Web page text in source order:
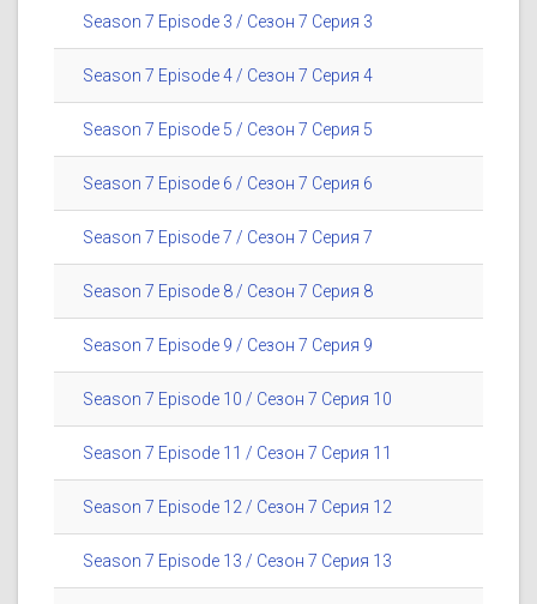
Season 7 Episode 3 / Сезон 7 Серия 3
Season 7 Episode 4 / Сезон 7 Серия 4
Season 7 Episode 5 / Сезон 7 Серия 5
Season 7 Episode 6 / Сезон 7 Серия 6
Season 7 Episode 7 / Сезон 7 Серия 7
Season 7 Episode 8 / Сезон 7 Серия 8
Season 7 Episode 9 / Сезон 7 Серия 9
Season 7 Episode 10 / Сезон 7 Серия 10
Season 7 Episode 11 / Сезон 7 Серия 11
Season 7 Episode 12 / Сезон 7 Серия 12
Season 7 Episode 13 / Сезон 7 Серия 13